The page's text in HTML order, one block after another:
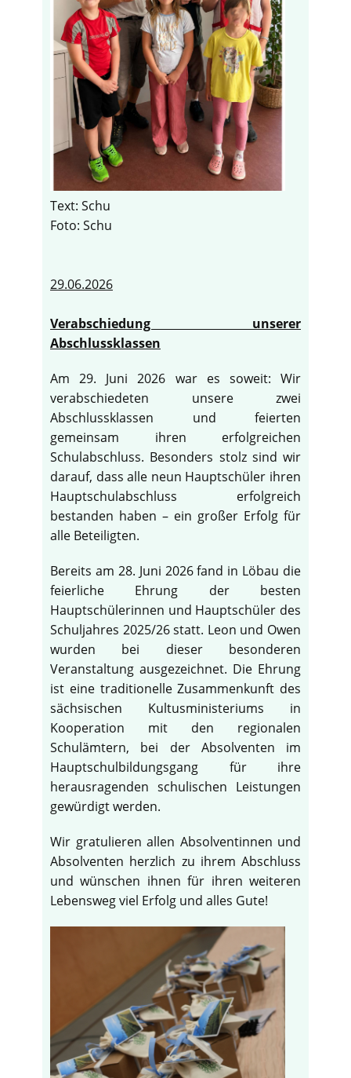
Text: Schu
Foto: Schu
29.06.2026
Verabschiedung unserer
Abschlussklassen
Am 29. Juni 2026 war es soweit: Wir
verabschiedeten unsere zwei
Abschlussklassen und feierten
gemeinsam ihren erfolgreichen
Schulabschluss. Besonders stolz sind wir
darauf, dass alle neun Hauptschüler ihren
Hauptschulabschluss erfolgreich
bestanden haben – ein großer Erfolg für
alle Beteiligten.
Bereits am 28. Juni 2026 fand in Löbau die
feierliche Ehrung der besten
Hauptschülerinnen und Hauptschüler des
Schuljahres 2025/26 statt. Leon und Owen
wurden bei dieser besonderen
Veranstaltung ausgezeichnet. Die Ehrung
ist eine traditionelle Zusammenkunft des
sächsischen Kultusministeriums in
Kooperation mit den regionalen
Schulämtern, bei der Absolventen im
Hauptschulbildungsgang für ihre
herausragenden schulischen Leistungen
gewürdigt werden.
Wir gratulieren allen Absolventinnen und
Absolventen herzlich zu ihrem Abschluss
und wünschen ihnen für ihren weiteren
Lebensweg viel Erfolg und alles Gute!